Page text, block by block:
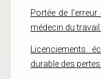
Portée de
médecin du
Licenciements
durable des